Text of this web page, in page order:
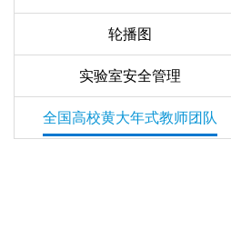
轮播图
实验室安全管理
全国高校黄大年式教师团队